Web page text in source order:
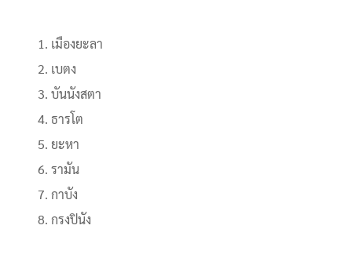
เมืองยะลา
เบตง
บันนังสตา
ธารโต
ยะหา
รามัน
กาบัง
กรงปินัง